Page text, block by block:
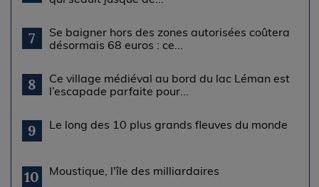
7
Se baigner hors des zones autorisées coûtera
désormais 68 euros : ce...
8
Ce village médiéval au bord du lac Léman est
l’escapade parfaite pour...
9 Le long des 10 plus grands fleuves du monde
10 Moustique, l'île des milliardaires